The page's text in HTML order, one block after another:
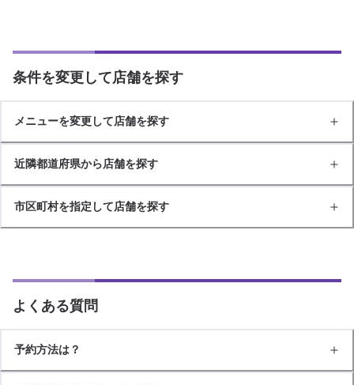
条件を変更して店舗を探す
メニューを変更して店舗を探す
近隣都道府県から店舗を探す
市区町村を指定して店舗を探す
よくある質問
予約方法は？